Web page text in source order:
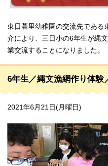
東日暮里幼稚園の交流先である
介により、三日小の6年生が縄
業交流することになりました。
6年生／縄文漁網作り体験
2021年6月21日(月曜日)